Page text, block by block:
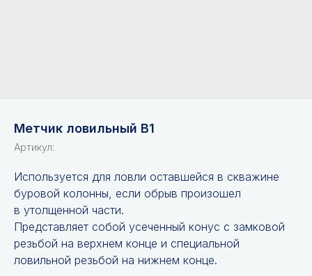
Метчик ловильный В1
Артикул:
Используется для ловли оставшейся в скважине
буровой колонны, если обрыв произошел
в утолщенной части.
Представляет собой усеченный конус с замковой
резьбой на верхнем конце и специальной
ловильной резьбой на нижнем конце.